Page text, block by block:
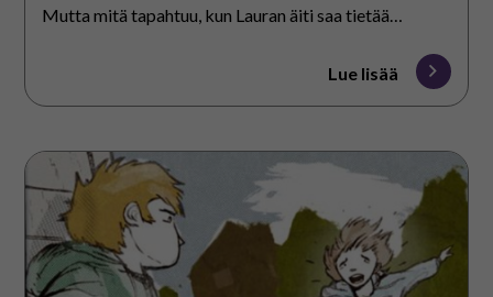
Mutta mitä tapahtuu, kun Lauran äiti saa tietää
Lue lisää
Aleksin
lauantai